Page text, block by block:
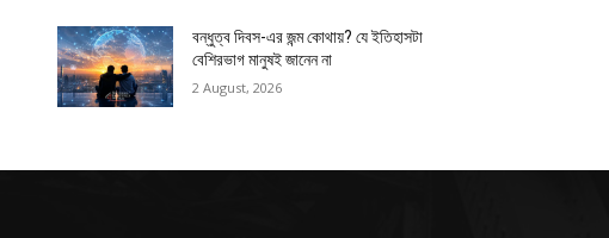
বন্ধুত্ব দিবস-এর জন্ম কোথায়? যে ইতিহাসটা
বেশিরভাগ মানুষই জানেন না
2 August, 2026